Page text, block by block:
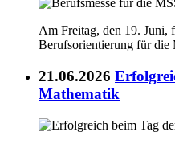
Am Freitag, den 19. Juni,
Berufsorientierung für die
21.06.2026
Mathematik